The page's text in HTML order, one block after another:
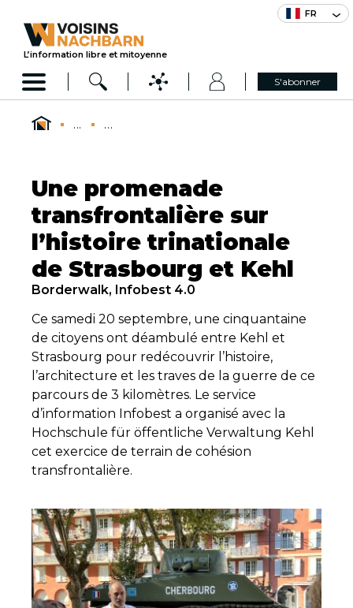
FR
L’information libre et mitoyenne
S'abonner
... ...
Une promenade
transfrontalière sur
l’histoire trinationale
de Strasbourg et Kehl
Borderwalk, Infobest 4.0
Ce samedi 20 septembre, une cinquantaine
de citoyens ont déambulé entre Kehl et
Strasbourg pour redécouvrir l’histoire,
l’architecture et les traves de la guerre de ce
parcours de 3 kilomètres. Le service
d’information Infobest a organisé avec la
Hochschule für öffentliche Verwaltung Kehl
cet exercice de terrain de cohésion
transfrontalière.